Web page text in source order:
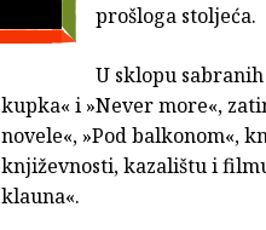
prošloga stoljeća.
U sklopu
kupka« i »Never more«,
novele«, »Pod balkonom«,
književnosti, kazalištu i
klauna«.